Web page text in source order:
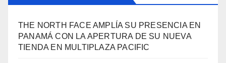
THE NORTH FACE AMPLÍA SU PRESENCIA EN
PANAMÁ CON LA APERTURA DE SU NUEVA
TIENDA EN MULTIPLAZA PACIFIC